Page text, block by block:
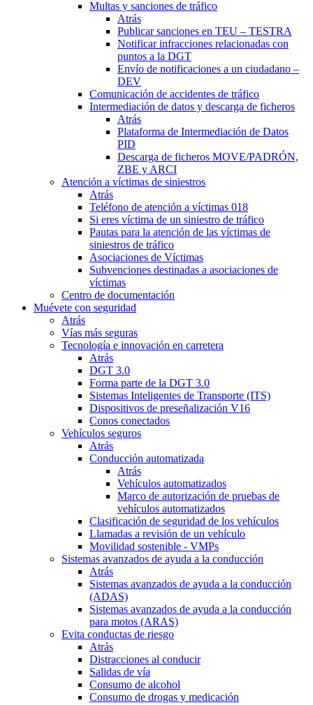
Multas y sanciones de tráfico
Atrás
Publicar sanciones en TEU – TESTRA
Notificar infracciones relacionadas con
puntos a la DGT
Envío de notificaciones a un ciudadano –
DEV
Comunicación de accidentes de tráfico
Intermediación de datos y descarga de ficheros
Atrás
Plataforma de Intermediación de Datos
PID
Descarga de ficheros MOVE/PADRÓN,
ZBE y ARCI
Atención a víctimas de siniestros
Atrás
Teléfono de atención a víctimas 018
Si eres víctima de un siniestro de tráfico
Pautas para la atención de las víctimas de
siniestros de tráfico
Asociaciones de Víctimas
Subvenciones destinadas a asociaciones de
víctimas
Centro de documentación
Muévete con seguridad
Atrás
Vías más seguras
Tecnología e innovación en carretera
Atrás
DGT 3.0
Forma parte de la DGT 3.0
Sistemas Inteligentes de Transporte (ITS)
Dispositivos de preseñalización V16
Conos conectados
Vehículos seguros
Atrás
Conducción automatizada
Atrás
Vehículos automatizados
Marco de autorización de pruebas de
vehículos automatizados
Clasificación de seguridad de los vehículos
Llamadas a revisión de un vehículo
Movilidad sostenible - VMPs
Sistemas avanzados de ayuda a la conducción
Atrás
Sistemas avanzados de ayuda a la conducción
(ADAS)
Sistemas avanzados de ayuda a la conducción
para motos (ARAS)
Evita conductas de riesgo
Atrás
Distracciones al conducir
Salidas de vía
Consumo de alcohol
Consumo de drogas y medicación